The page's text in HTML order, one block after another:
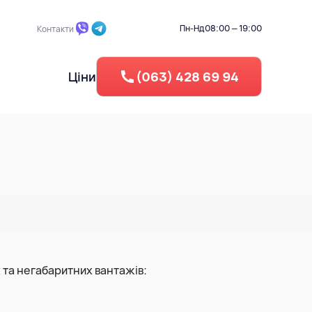
Контакти Пн-Нд08:00 — 19:00
Рециклінг - Дроблення
Ціни (063) 428 69 94
негабаритних вантажів: